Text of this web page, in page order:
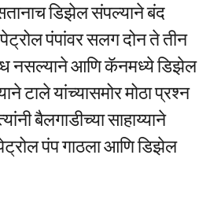
डिझेल संपल्याने बंद
पंपांवर सलग दोन ते तीन
नसल्याने आणि कॅनमध्ये डिझेल
टाले यांच्यासमोर मोठा प्रश्न
बैलगाडीच्या साहाय्याने
पंप गाठला आणि डिझेल